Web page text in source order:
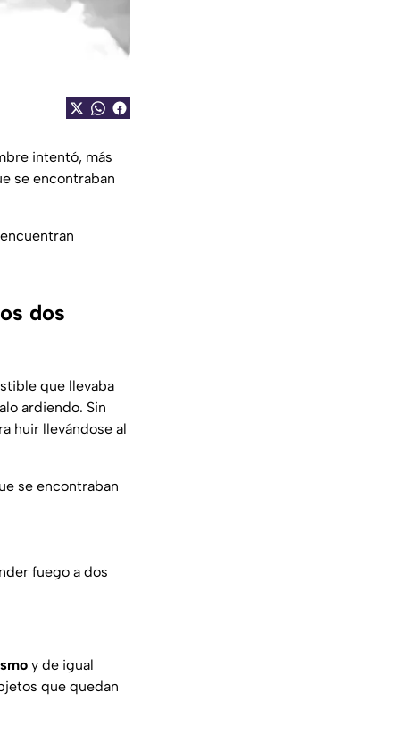
intentó, más
se encontraban
dos
que llevaba
ardiendo. Sin
huir llevándose al
se encontraban
fuego a dos
y de igual
que quedan